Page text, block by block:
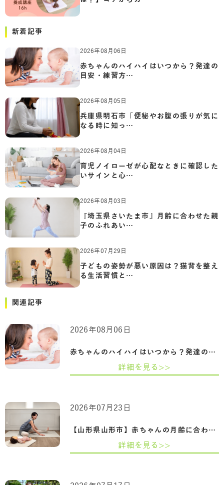
新着記事
2026年08月06日
赤ちゃんのハイハイはいつから？発達の
目安・練習方…
2026年08月05日
兵庫県明石市「便秘やお腹の張りが気に
なる時に知っ…
2026年08月04日
育児ノイローゼが心配なときに確認した
いサインと心…
2026年08月03日
『埼玉県さいたま市』月齢に合わせた親
子のふれあい…
2026年07月29日
子どもの姿勢が悪い原因は？猫背を整え
る生活習慣と…
関連記事
赤ちゃんのハイハイはいつから？発達の目…
2026年08月06日
詳細を見る>>
【山形県山形市】赤ちゃんの月齢に合わせ…
2026年07月23日
詳細を見る>>